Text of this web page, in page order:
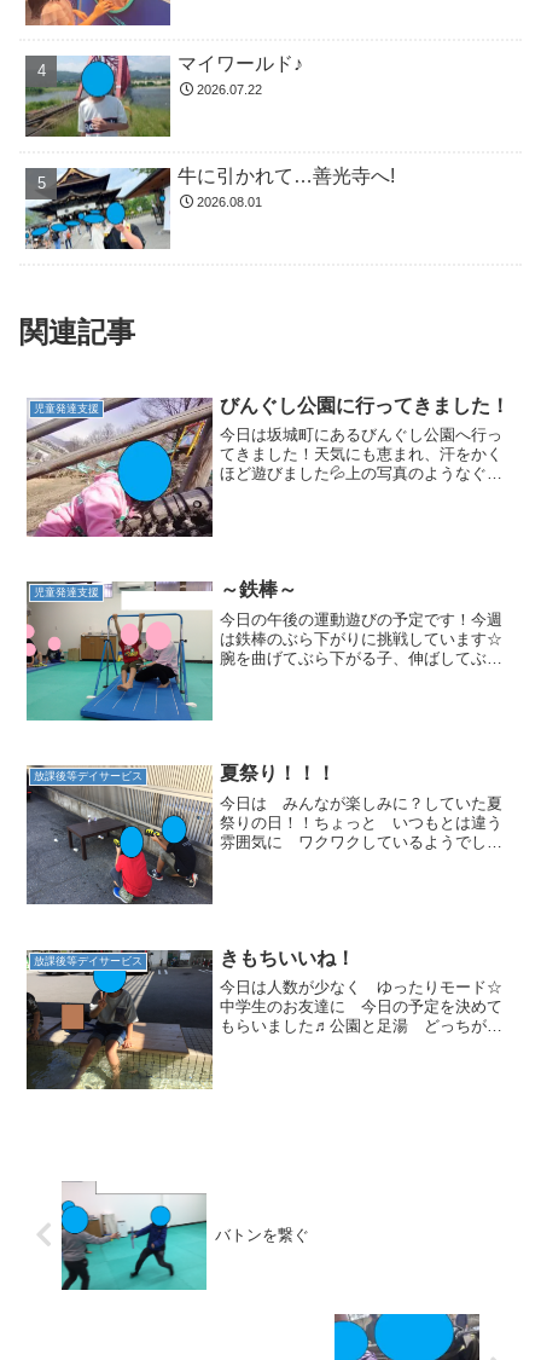
マイワールド♪
2026.07.22
牛に引かれて…善光寺へ!
2026.08.01
関連記事
児童発達支援 びんぐし公園に行ってきました！
今日は坂城町にあるびんぐし公園へ行っ
てきました！天気にも恵まれ、汗をかく
ほど遊びました💦上の写真のようなぐら
児童発達支援 ～鉄棒～
今日の午後の運動遊びの予定です！今週
は鉄棒のぶら下がりに挑戦しています☆
腕を曲げてぶら下がる子、伸ばしてぶら
放課後等デイサービス 夏祭り！！！
今日は みんなが楽しみに？していた夏
祭りの日！！ちょっと いつもとは違う
雰囲気に ワクワクしているようでした
放課後等デイサービス きもちいいね！
今日は人数が少なく ゆったりモード☆
中学生のお友達に 今日の予定を決めて
もらいました♬公園と足湯 どっちがい
バトンを繋ぐ